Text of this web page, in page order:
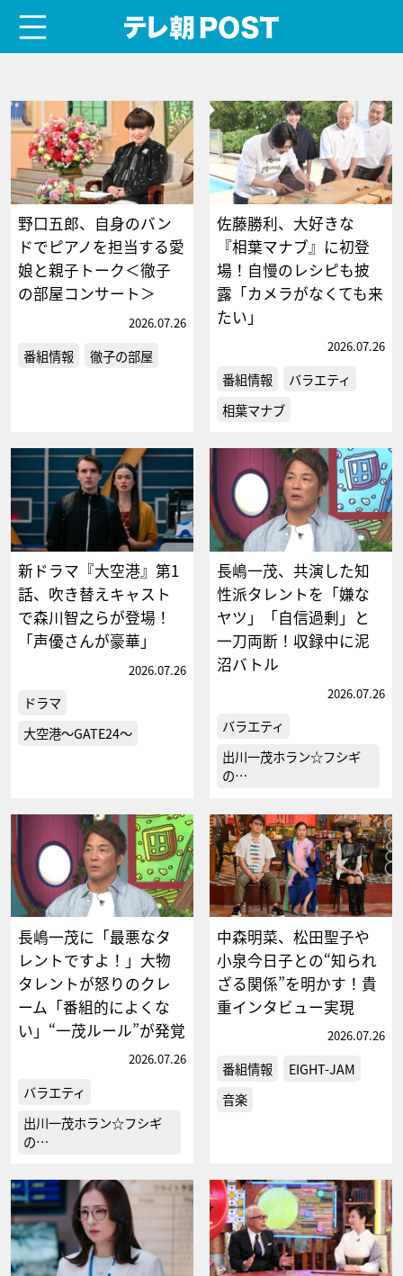
野口五郎、自身のバン
ドでピアノを担当する愛
娘と親子トーク＜徹子
の部屋コンサート＞
2026.07.26
番組情報 徹子の部屋
佐藤勝利、大好きな
『相葉マナブ』に初登
場！自慢のレシピも披
露「カメラがなくても来
たい」
2026.07.26
番組情報
バラエティ
相葉マナブ
新ドラマ『大空港』第1
話、吹き替えキャスト
で森川智之らが登場！
「声優さんが豪華」
2026.07.26
ドラマ
大空港～GATE24～
長嶋一茂、共演した知
性派タレントを「嫌な
ヤツ」「自信過剰」と
一刀両断！収録中に泥
沼バトル
2026.07.26
バラエティ
出川一茂ホラン☆フシギ
の…
長嶋一茂に「最悪なタ
レントですよ！」大物
タレントが怒りのクレ
ーム「番組的によくな
い」“一茂ルール”が発覚
2026.07.26
バラエティ
出川一茂ホラン☆フシギ
の…
中森明菜、松田聖子や
小泉今日子との“知られ
ざる関係”を明かす！貴
重インタビュー実現
2026.07.26
番組情報
EIGHT-JAM
音楽